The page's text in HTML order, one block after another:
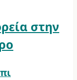
στην